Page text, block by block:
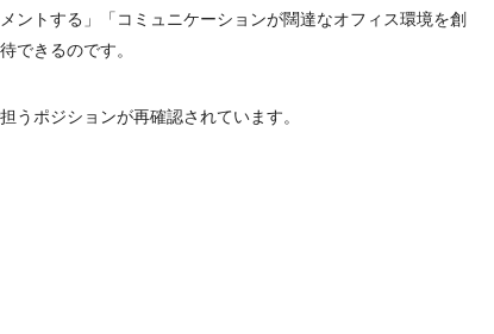
ントする」「コミュニケーションが闊達なオフィス環境を創
できるのです。
うポジションが再確認されています。